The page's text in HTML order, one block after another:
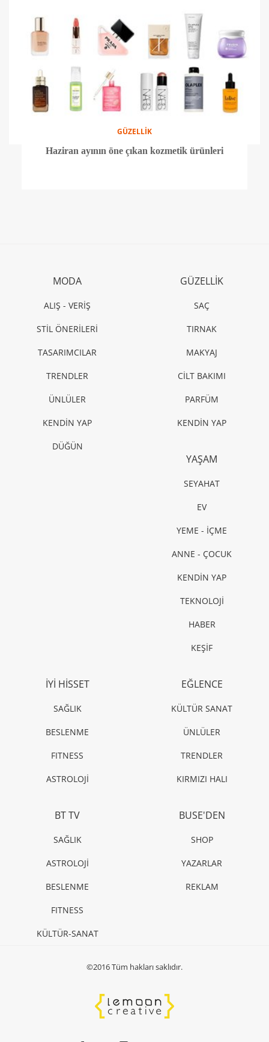
GÜZELLİK
Haziran ayının öne çıkan kozmetik ürünleri
MODA
ALIŞ - VERİŞ
STİL ÖNERİLERİ
TASARIMCILAR
TRENDLER
ÜNLÜLER
KENDİN YAP
DÜĞÜN
GÜZELLİK
SAÇ
TIRNAK
MAKYAJ
CİLT BAKIMI
PARFÜM
KENDİN YAP
YAŞAM
SEYAHAT
EV
YEME - İÇME
ANNE - ÇOCUK
KENDİN YAP
TEKNOLOJİ
HABER
KEŞİF
İYİ HİSSET
SAĞLIK
BESLENME
FITNESS
ASTROLOJİ
EĞLENCE
KÜLTÜR SANAT
ÜNLÜLER
TRENDLER
KIRMIZI HALI
BT TV
SAĞLIK
ASTROLOJİ
BESLENME
FITNESS
KÜLTÜR-SANAT
BUSE'DEN
SHOP
YAZARLAR
REKLAM
©2016 Tüm hakları saklıdır.